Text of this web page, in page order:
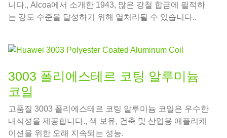
니다., Alcoa에서 소개한 1943, 많은 강철 합금에 필적하
는 강도 수준을 달성하기 위해 열처리될 수 있습니다..
3003 폴리에스테르 코팅 알루미늄
코일
고품질 3003 폴리에스테르 코팅 알루미늄 코일은 우수한
내식성을 제공합니다., 색 보유, 건축 및 산업용 애플리케
이션을 위한 오래 지속되는 성능.